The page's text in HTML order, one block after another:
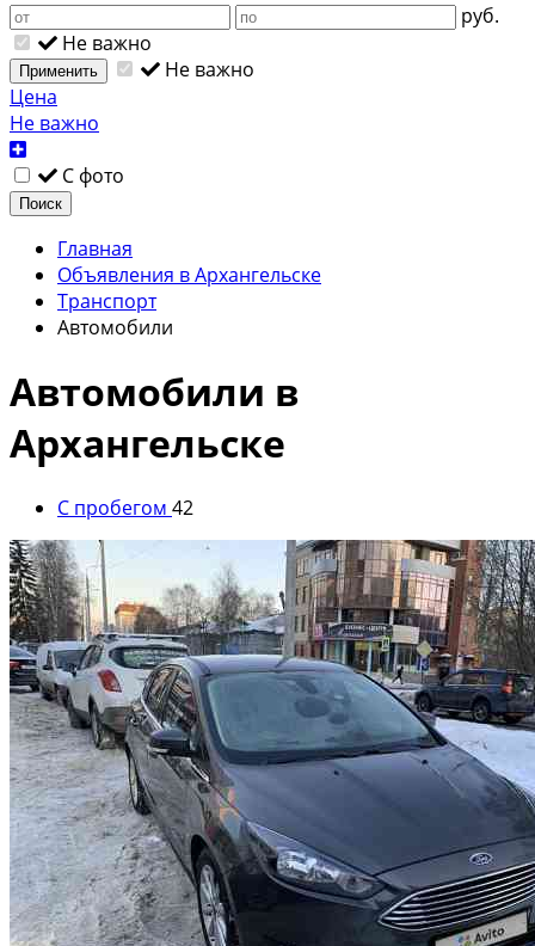
руб.
Не важно
Применить
Не важно
Цена
Не важно
С фото
Поиск
Главная
Объявления в Архангельске
Транспорт
Автомобили
Автомобили в
Архангельске
С пробегом 42